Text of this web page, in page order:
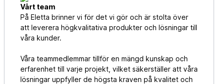
Vårt team
På Eletta brinner vi för det vi gör och är stolta över
att leverera högkvalitativa produkter och lösningar till
våra kunder.
Våra teammedlemmar tillför en mängd kunskap och
erfarenhet till varje projekt, vilket säkerställer att våra
lösningar uppfyller de högsta kraven på kvalitet och